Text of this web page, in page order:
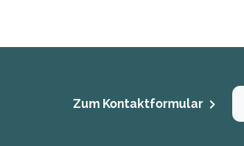
Zum Kontaktformular